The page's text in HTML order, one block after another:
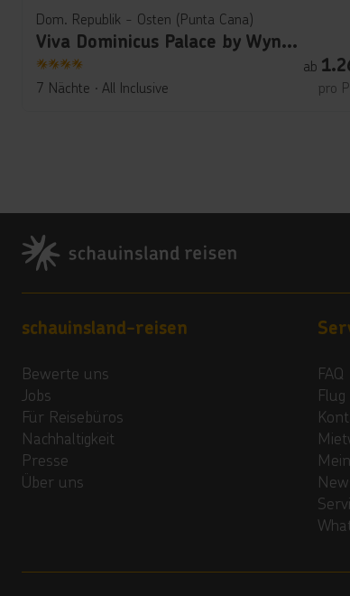
Dom. Republik - Osten (Punta Cana)
Viva Dominicus Palace by Wyndham, A Trademark All Inclusive
4
7 Nächte ∙ All Inclusive
ab
pro
Footer
Footer navigation
schauinsland-reisen
Bewerte uns
Jobs
Für Reisebüros
Nachhaltigkeit
Presse
Über uns
FAQ